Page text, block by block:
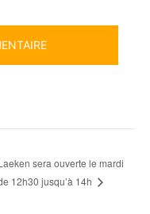
sera ouverte le mardi
12h30 jusqu’à 14h